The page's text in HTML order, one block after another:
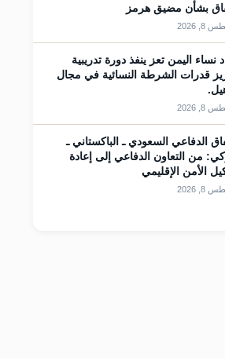
بشأن مضيق هرمز
2026
نساء اليمن تعز ينفذ دورة تدريبية
قدرات الشرطة النسائية في مجال
2026
الدفاعي السعودي ـ الباكستاني ـ
من التعاون الدفاعي إلى إعادة
الأمن الإقليمي
2026